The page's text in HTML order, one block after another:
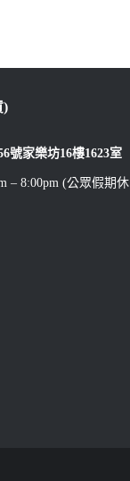
)
號家樂坊16樓1623室
– 8:00pm (公眾假期休